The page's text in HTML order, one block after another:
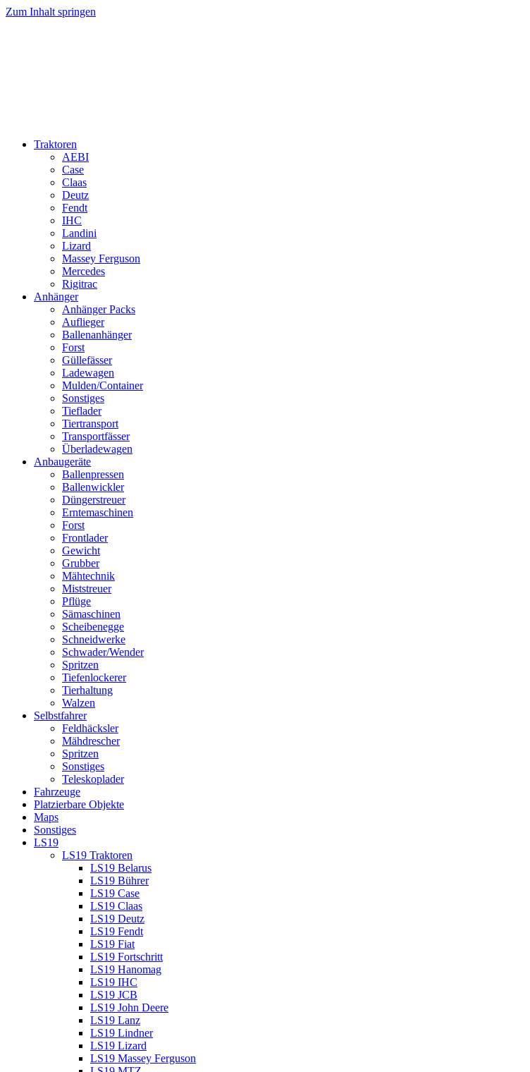
Zum Inhalt springen
Traktoren
AEBI
Case
Claas
Deutz
Fendt
IHC
Landini
Lizard
Massey Ferguson
Mercedes
Rigitrac
Anhänger
Anhänger Packs
Auflieger
Ballenanhänger
Forst
Güllefässer
Ladewagen
Mulden/Container
Sonstiges
Tieflader
Tiertransport
Transportfässer
Überladewagen
Anbaugeräte
Ballenpressen
Ballenwickler
Düngerstreuer
Erntemaschinen
Forst
Frontlader
Gewicht
Grubber
Mähtechnik
Miststreuer
Pflüge
Sämaschinen
Scheibenegge
Schneidwerke
Schwader/Wender
Spritzen
Tiefenlockerer
Tierhaltung
Walzen
Selbstfahrer
Feldhäcksler
Mähdrescher
Spritzen
Sonstiges
Teleskoplader
Fahrzeuge
Platzierbare Objekte
Maps
Sonstiges
LS19
LS19 Traktoren
LS19 Belarus
LS19 Bührer
LS19 Case
LS19 Claas
LS19 Deutz
LS19 Fendt
LS19 Fiat
LS19 Fortschritt
LS19 Hanomag
LS19 IHC
LS19 JCB
LS19 John Deere
LS19 Lanz
LS19 Lindner
LS19 Lizard
LS19 Massey Ferguson